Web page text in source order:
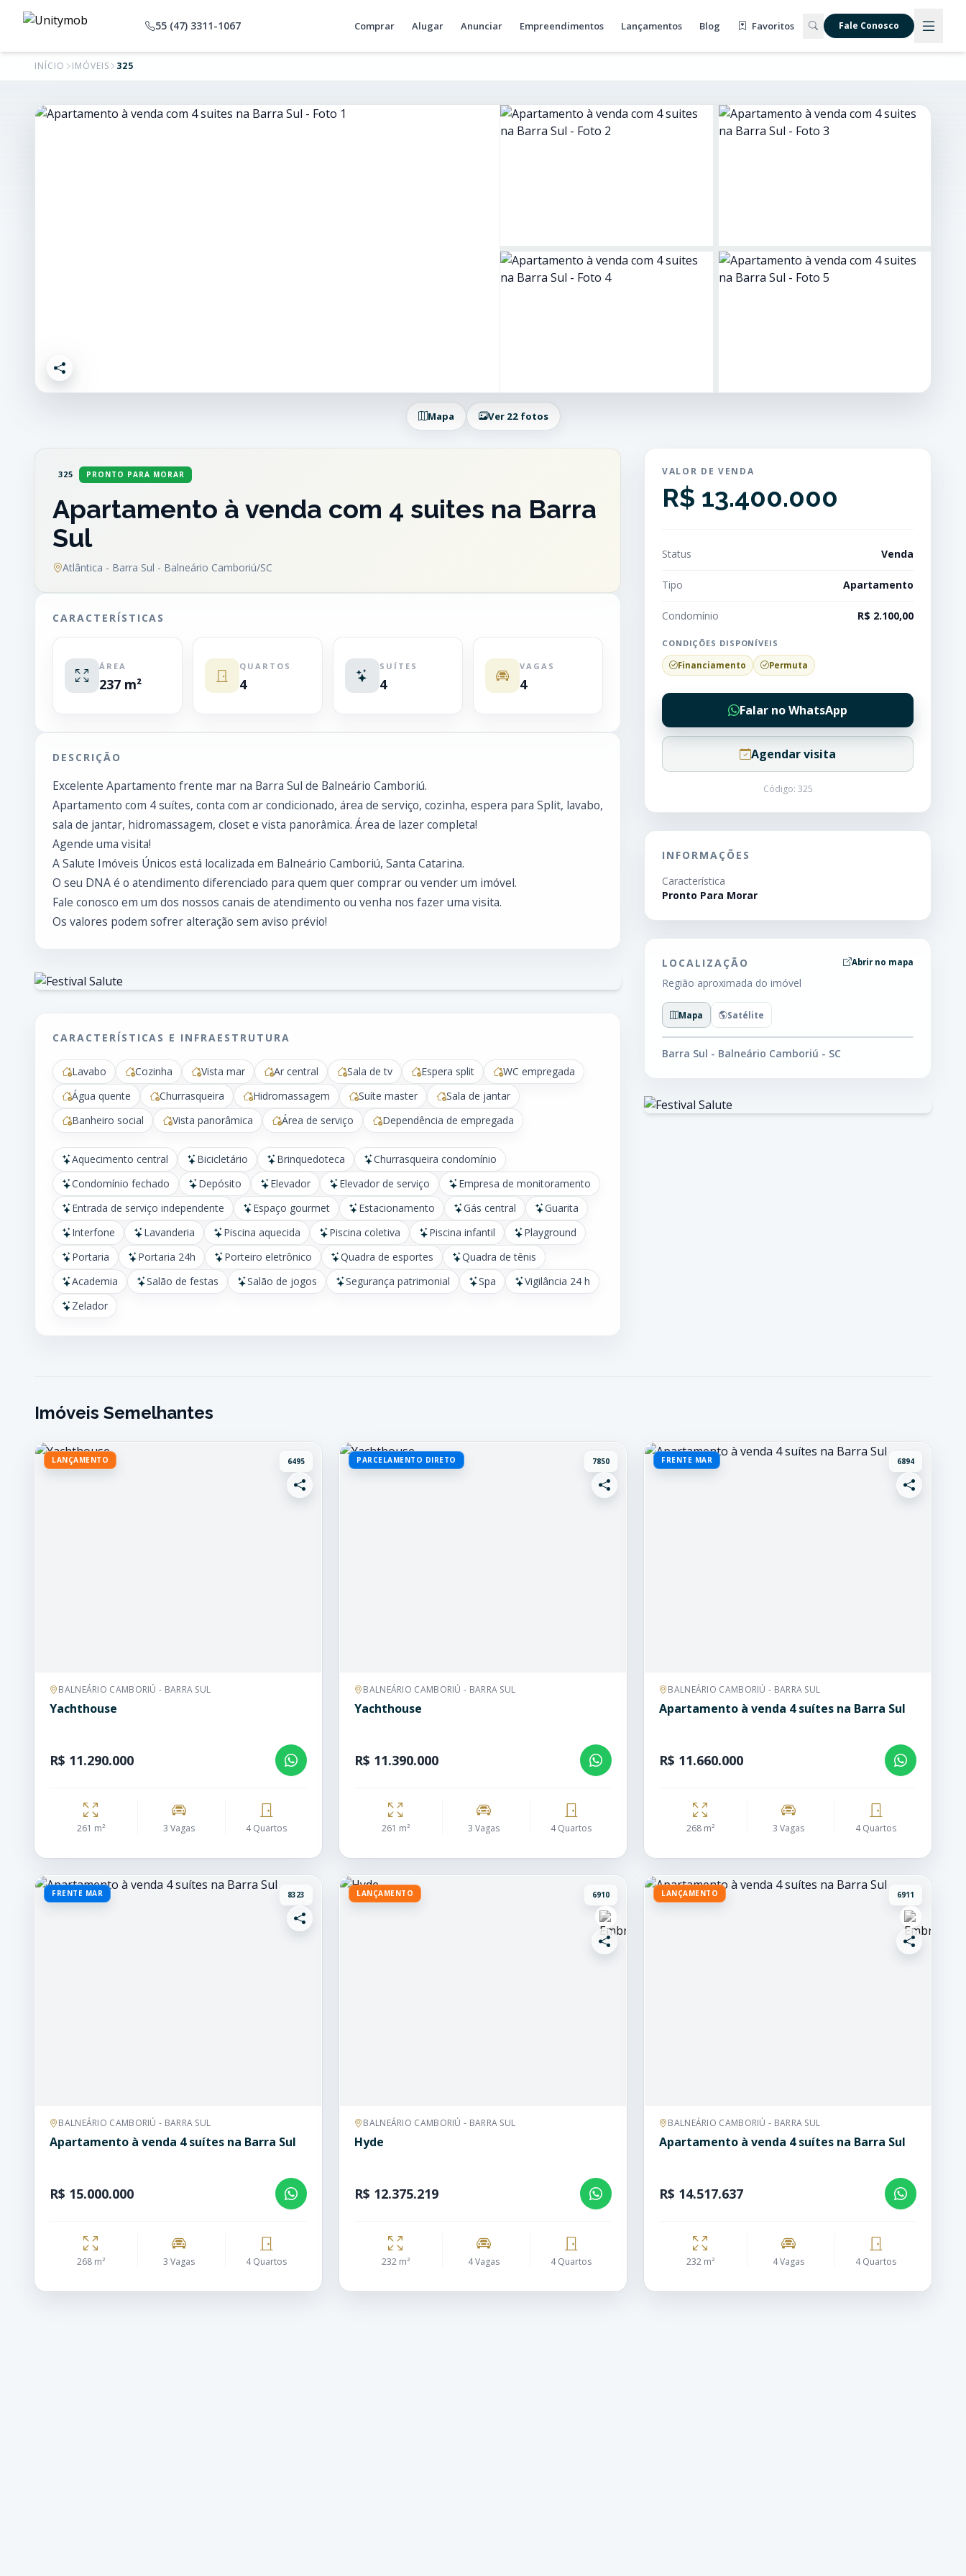
55 (47) 3311-1067 Comprar Alugar Anunciar Empreendimentos Lançamentos Blog Favoritos Fale Conosco
INÍCIO IMÓVEIS 325
Mapa Ver 22 fotos
325 PRONTO PARA MORAR
Apartamento à venda com 4 suites na Barra
Sul
Atlântica - Barra Sul - Balneário Camboriú/SC
CARACTERÍSTICAS
ÁREA
237 m²
QUARTOS
4
SUÍTES
4
VAGAS
4
DESCRIÇÃO
Excelente Apartamento frente mar na Barra Sul de Balneário Camboriú.
Apartamento com 4 suítes, conta com ar condicionado, área de serviço, cozinha, espera para Split, lavabo,
sala de jantar, hidromassagem, closet e vista panorâmica. Área de lazer completa!
Agende uma visita!
A Salute Imóveis Únicos está localizada em Balneário Camboriú, Santa Catarina.
O seu DNA é o atendimento diferenciado para quem quer comprar ou vender um imóvel.
Fale conosco em um dos nossos canais de atendimento ou venha nos fazer uma visita.
Os valores podem sofrer alteração sem aviso prévio!
CARACTERÍSTICAS E INFRAESTRUTURA
Lavabo Cozinha Vista mar Ar central Sala de tv Espera split
WC empregada
Água quente
Churrasqueira Hidromassagem Suíte master
Sala de jantar
Banheiro social
Vista panorâmica Área de serviço Dependência de empregada
Aquecimento central Bicicletário Brinquedoteca
Churrasqueira condomínio
Condomínio fechado
Depósito Elevador Elevador de serviço
Empresa de monitoramento
Entrada de serviço independente
Espaço gourmet Estacionamento Gás central
Guarita
Interfone
Lavanderia Piscina aquecida Piscina coletiva Piscina infantil
Playground
Portaria
Portaria 24h Porteiro eletrônico Quadra de esportes
Quadra de tênis
Academia
Salão de festas Salão de jogos Segurança patrimonial Spa
Vigilância 24 h
Zelador
VALOR DE VENDA
R$ 13.400.000
Status Venda
Tipo Apartamento
Condomínio R$ 2.100,00
CONDIÇÕES DISPONÍVEIS
Financiamento Permuta
Falar no WhatsApp
Agendar visita
Código: 325
INFORMAÇÕES
Característica
Pronto Para Morar
LOCALIZAÇÃO
Região aproximada do imóvel
Abrir no mapa
Mapa Satélite
Barra Sul - Balneário Camboriú - SC
Imóveis Semelhantes
LANÇAMENTO 6495
BALNEÁRIO CAMBORIÚ - BARRA SUL
Yachthouse
R$ 11.290.000
261 m² 3 Vagas 4 Quartos
PARCELAMENTO DIRETO 7850
BALNEÁRIO CAMBORIÚ - BARRA SUL
Yachthouse
R$ 11.390.000
261 m² 3 Vagas 4 Quartos
FRENTE MAR 6894
BALNEÁRIO CAMBORIÚ - BARRA SUL
Apartamento à venda 4 suítes na Barra Sul
R$ 11.660.000
268 m² 3 Vagas 4 Quartos
FRENTE MAR 8323
BALNEÁRIO CAMBORIÚ - BARRA SUL
Apartamento à venda 4 suítes na Barra Sul
R$ 15.000.000
268 m² 3 Vagas 4 Quartos
LANÇAMENTO 6910
BALNEÁRIO CAMBORIÚ - BARRA SUL
Hyde
R$ 12.375.219
232 m² 4 Vagas 4 Quartos
LANÇAMENTO 6911
BALNEÁRIO CAMBORIÚ - BARRA SUL
Apartamento à venda 4 suítes na Barra Sul
R$ 14.517.637
232 m² 4 Vagas 4 Quartos